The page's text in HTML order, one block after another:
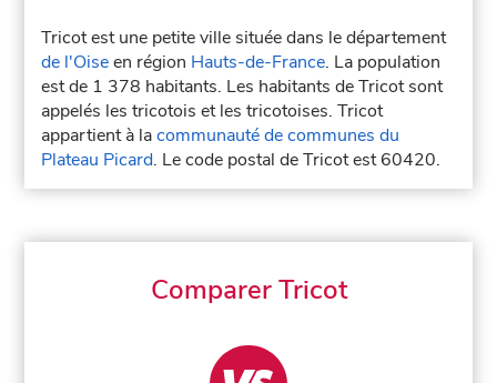
Tricot est une petite ville située dans le département
de l'Oiseen région Hauts-de-France. La population
est de 1 378 habitants. Les habitants de Tricot sont
appelés les tricotois et les tricotoises. Tricot
appartient à lacommunauté de communes du
Plateau Picard. Le code postal de Tricot est 60420.
Comparer Tricot